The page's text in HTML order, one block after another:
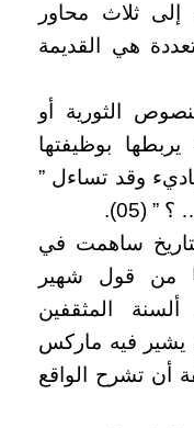
ثلاث محاور
هي القديمة
الثورية أو
بوظيفتها
وقد تساءل ”
(05).
ساهمت في
من قول شهير
المثقفين
يشير فيه ماركس
أن تشرح الواقع